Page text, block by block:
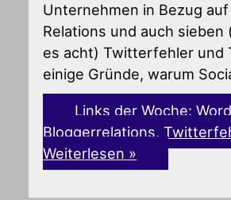
Unternehmen in Bezug
Relations und auch sieben
es acht) Twitterfehler und
einige Gründe, warum
Links der Woche:
Bloggerrelations,
Weiterlesen »